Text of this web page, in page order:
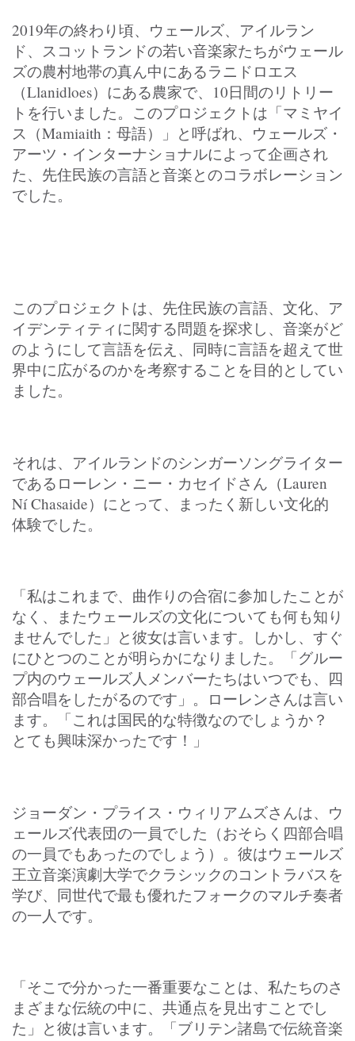
2019年の終わり頃、ウェールズ、アイルラン
ド、スコットランドの若い音楽家たちがウェール
ズの農村地帯の真ん中にあるラニドロエス
（Llanidloes）にある農家で、10日間のリトリー
トを行いました。このプロジェクトは「マミヤイ
ス（Mamiaith：母語）」と呼ばれ、ウェールズ・
アーツ・インターナショナルによって企画され
た、先住民族の言語と音楽とのコラボレーション
でした。
このプロジェクトは、先住民族の言語、文化、ア
イデンティティに関する問題を探求し、音楽がど
のようにして言語を伝え、同時に言語を超えて世
界中に広がるのかを考察することを目的としてい
ました。
それは、アイルランドのシンガーソングライター
であるローレン・ニー・カセイドさん（Lauren
Ní Chasaide）にとって、まったく新しい文化的
体験でした。
「私はこれまで、曲作りの合宿に参加したことが
なく、またウェールズの文化についても何も知り
ませんでした」と彼女は言います。しかし、すぐ
にひとつのことが明らかになりました。「グルー
プ内のウェールズ人メンバーたちはいつでも、四
部合唱をしたがるのです」。ローレンさんは言い
ます。「これは国民的な特徴なのでしょうか？
とても興味深かったです！」
ジョーダン・プライス・ウィリアムズさんは、ウ
ェールズ代表団の一員でした（おそらく四部合唱
の一員でもあったのでしょう）。彼はウェールズ
王立音楽演劇大学でクラシックのコントラバスを
学び、同世代で最も優れたフォークのマルチ奏者
の一人です。
「そこで分かった一番重要なことは、私たちのさ
まざまな伝統の中に、共通点を見出すことでし
た」と彼は言います。「ブリテン諸島で伝統音楽